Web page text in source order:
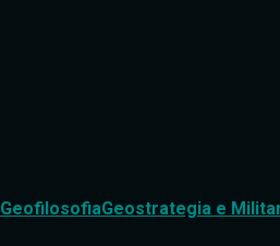
GeofilosofiaGeostrategia e